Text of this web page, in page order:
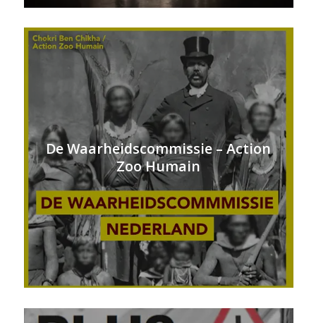
De Waarheidscommissie – Action
Zoo Humain